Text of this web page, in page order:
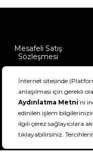
Mesafeli Satış
Sözleşmesi